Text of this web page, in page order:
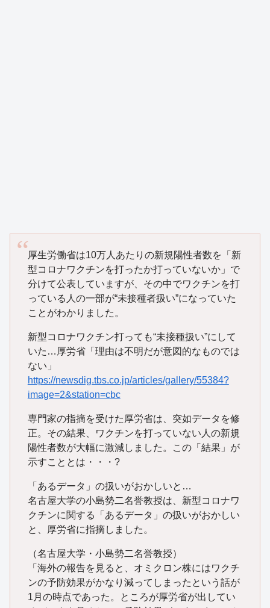
厚生労働省は10万人あたりの新規陽性者数を「新
型コロナワクチンを打ったか打っていないか」で
分けて公表していますが、その中でワクチンを打
っている人の一部が“未接種者扱い”になっていた
ことがわかりました。
新型コロナワクチン打っても“未接種扱い”にして
いた…厚労省「理由は不明だが意図的なものでは
ない」
https://newsdig.tbs.co.jp/articles/gallery/55384?
image=2&station=cbc
専門家の指摘を受けた厚労省は、突如データを修
正。その結果、ワクチンを打っていない人の新規
陽性者数が大幅に激減しました。この「結果」が
示すこととは・・・?
「あるデータ」の扱いがおかしいと…
名古屋大学の小島勢二名誉教授は、新型コロナワ
クチンに関する「あるデータ」の扱いがおかしい
と、厚労省に指摘しました。
（名古屋大学・小島勢二名誉教授）
「海外の報告を見ると、オミクロン株にはワクチ
ンの予防効果がかなり減ってしまったという話が
1月の時点であった。ところが厚労省が出してい